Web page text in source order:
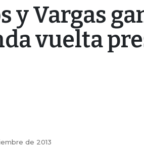
y Vargas
vuelta
de 2013